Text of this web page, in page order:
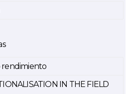
rendimiento
IN THE FIELD